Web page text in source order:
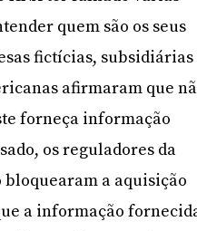
quem são os seus
fictícias, subsidiárias
afirmaram que
forneça informação
os reguladores da
a aquisição
a informação